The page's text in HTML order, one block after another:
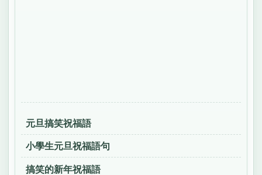
元旦搞笑祝福語
小學生元旦祝福語句
搞笑的新年祝福語